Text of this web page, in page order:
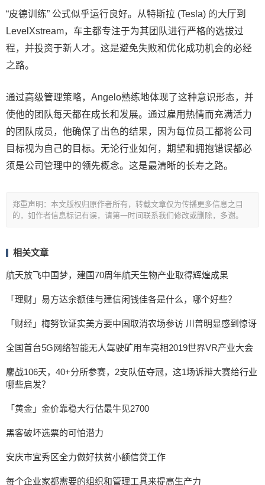
“皮德训练” 公式似乎运行良好。从特斯拉 (Tesla) 的大厅到
LevelXstream，车主都专注于为其团队进行严格的选拔过
程，并投资于新人才。这是避免失败和优化成功机会的必经
之路。
通过高级管理策略，Angelo熟练地体现了这种意识形态，并
使他的团队每天都在成长和发展。通过雇用热情而充满活力
的团队成员，他确保了出色的结果，因为每位员工都将公司
目标视为自己的目标。无论行业如何，期望和拥抱错误都必
须是公司管理中的领先概念。这是最清晰的长寿之路。
郑重声明：本文版权归原作者所有，转载文章仅为传播更多信息之目
的，如作者信息标记有误，请第一时间联系我们修改或删除，多谢。
相关文章
航天放飞中国梦，建国70周年航天生物产业取得辉煌成果
「理财」易方达余额佳与建信闲钱佳各是什么，哪个好些？
「财经」梅努钦证实美方要中国取消农场参访 川普明显感到惊讶
全国首台5G网络智能无人驾驶矿用车亮相2019世界VR产业大会
鏖战106天，40+分所参赛，2支队伍夺冠，这1场诉辩大赛给行业
哪些启发？
「黄金」金价靠稳大行估最牛见2700
黑客破坏选票的可怕潜力
安庆市宜秀区全力做好扶贫小额信贷工作
每个企业家都需要的组织和管理工具来提高生产力